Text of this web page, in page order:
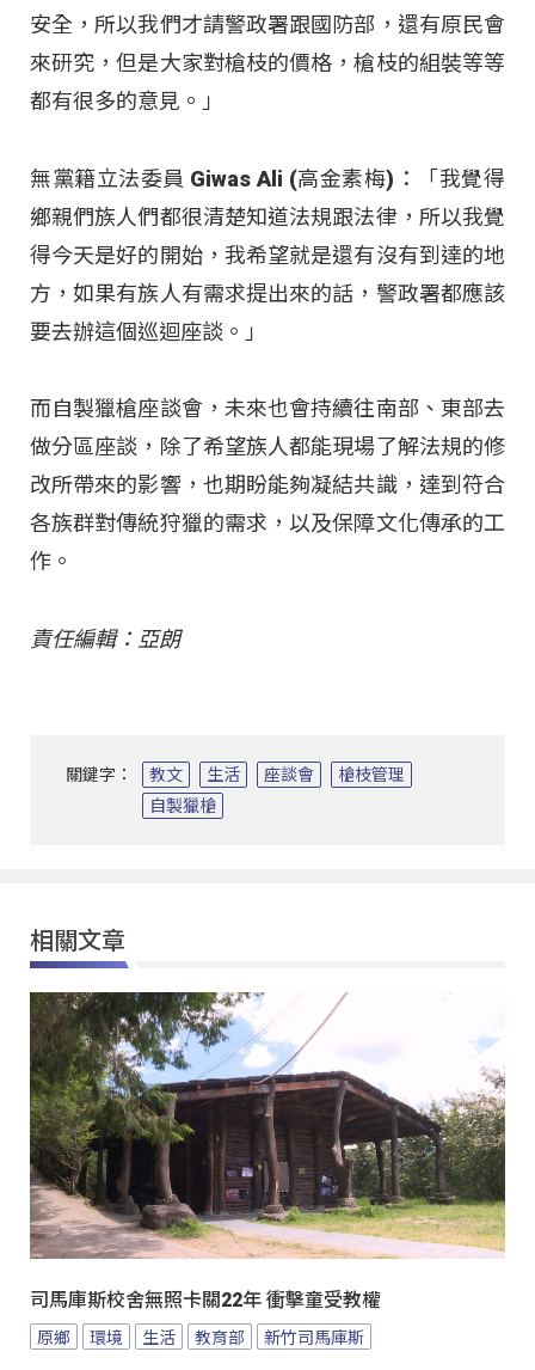
安全，所以我們才請警政署跟國防部，還有原民會
來研究，但是大家對槍枝的價格，槍枝的組裝等等
都有很多的意見。」
無黨籍立法委員 Giwas Ali (高金素梅)：「我覺得
鄉親們族人們都很清楚知道法規跟法律，所以我覺
得今天是好的開始，我希望就是還有沒有到達的地
方，如果有族人有需求提出來的話，警政署都應該
要去辦這個巡迴座談。」
而自製獵槍座談會，未來也會持續往南部、東部去
做分區座談，除了希望族人都能現場了解法規的修
改所帶來的影響，也期盼能夠凝結共識，達到符合
各族群對傳統狩獵的需求，以及保障文化傳承的工
作。
責任編輯：亞朗
關鍵字： 教文 生活 座談會
槍枝管理
自製獵槍
相關文章
司馬庫斯校舍無照卡關22年 衝擊童受教權
原鄉 環境 生活 教育部 新竹司馬庫斯